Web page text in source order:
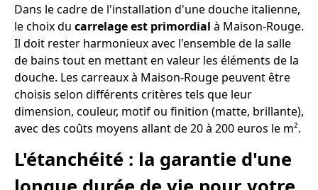
Dans le cadre de l'installation d'une douche italienne,
le choix du carrelage est primordial à Maison-Rouge.
Il doit rester harmonieux avec l'ensemble de la salle
de bains tout en mettant en valeur les éléments de la
douche. Les carreaux à Maison-Rouge peuvent être
choisis selon différents critères tels que leur
dimension, couleur, motif ou finition (matte, brillante),
avec des coûts moyens allant de 20 à 200 euros le m².
L'étanchéité : la garantie d'une